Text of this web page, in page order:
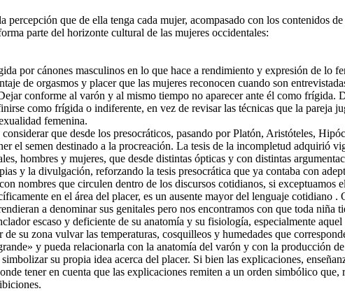
que de ella tenga cada mujer, acompasado con los contenidos
parte del horizonte cultural de las mujeres occidentales:
por cánones masculinos en lo que hace a rendimiento y expresión de lo
de orgasmos y placer que las mujeres reconocen cuando son
conforme al varón y al mismo tiempo no aparecer ante él como frígida.
como frígida o indiferente, en vez de revisar las técnicas que la pareja
femenina.
que desde los presocráticos, pasando por Platón, Aristóteles,
el semen destinado a la procreación. La tesis de la incompletud adquirió
hombres y mujeres, que desde distintas ópticas y con distintas
y la divulgación, reforzando la tesis presocrática que ya contaba con
nombres que circulen dentro de los discursos cotidianos, si exceptuamos
en el área del placer, es un ausente mayor del lenguaje cotidiano .
a denominar sus genitales pero nos encontramos con que toda niña
escaso y deficiente de su anatomía y su fisiología, especialmente
su zona vulvar las temperaturas, cosquilleos y humedades que
y pueda relacionarla con la anatomía del varón y con la producción
su propia idea acerca del placer. Si bien las explicaciones,
tener en cuenta que las explicaciones remiten a un orden simbólico que,